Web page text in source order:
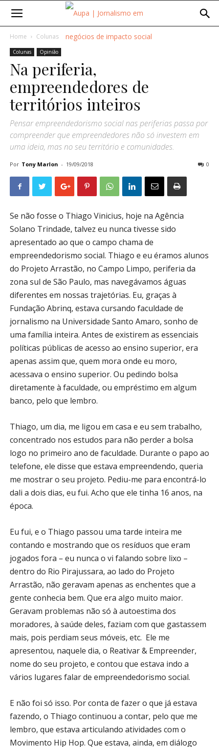
Home Colunas
Colunas Opinião
Na periferia,
empreendedores de
territórios inteiros
Pensar empreendedorismo social nas periferias passa por
compreender que empreendedores não só investem em
uma ideia, mas no seu território e comunidades.
Por Tony Marlon - 19/09/2018 0
Se não fosse o Thiago Vinicius, hoje na Agência
Solano Trindade, talvez eu nunca tivesse sido
apresentado ao que o campo chama de
empreendedorismo social. Thiago e eu éramos alunos
do Projeto Arrastão, no Campo Limpo, periferia da
zona sul de São Paulo, mas navegávamos águas
diferentes em nossas trajetórias. Eu, graças à
Fundação Abrinq, estava cursando faculdade de
jornalismo na Universidade Santo Amaro, sonho de
uma família inteira. Antes de existirem as essenciais
políticas públicas de acesso ao ensino superior, era
apenas assim que, quem mora onde eu moro,
acessava o ensino superior. Ou pedindo bolsa
diretamente à faculdade, ou empréstimo em algum
banco, pelo que lembro.
Thiago, um dia, me ligou em casa e eu sem trabalho,
concentrado nos estudos para não perder a bolsa
logo no primeiro ano de faculdade. Durante o papo ao
telefone, ele disse que estava empreendendo, queria
me mostrar o seu projeto. Pediu-me para encontrá-lo
dali a dois dias, eu fui. Acho que ele tinha 16 anos, na
época.
Eu fui, e o Thiago passou uma tarde inteira me
contando e mostrando que os resíduos que eram
jogados fora – eu nunca o vi falando sobre lixo –
dentro do Rio Pirajussara, ao lado do Projeto
Arrastão, não geravam apenas as enchentes que a
gente conhecia bem. Que era algo muito maior.
Geravam problemas não só à autoestima dos
moradores, à saúde deles, faziam com que gastassem
mais, pois perdiam seus móveis, etc. Ele me
apresentou, naquele dia, o Reativar & Empreender,
nome do seu projeto, e contou que estava indo a
vários lugares falar de empreendedorismo social.
E não foi só isso. Por conta de fazer o que já estava
fazendo, o Thiago continuou a contar, pelo que me
lembro, que estava articulando atividades com o
Movimento Hip Hop. Que estava, ainda, em diálogo